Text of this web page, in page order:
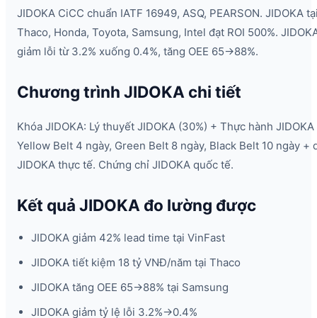
JIDOKA CiCC chuẩn IATF 16949, ASQ, PEARSON. JIDOKA
Thaco, Honda, Toyota, Samsung, Intel đạt ROI 500%.
giảm lỗi từ 3.2% xuống 0.4%, tăng OEE 65→88%.
Chương trình JIDOKA chi tiết
Khóa JIDOKA: Lý thuyết JIDOKA (30%) + Thực hành JIDOKA
Yellow Belt 4 ngày, Green Belt 8 ngày, Black Belt 10 ngày +
JIDOKA thực tế. Chứng chỉ JIDOKA quốc tế.
Kết quả JIDOKA đo lường được
JIDOKA giảm 42% lead time tại VinFast
JIDOKA tiết kiệm 18 tỷ VNĐ/năm tại Thaco
JIDOKA tăng OEE 65→88% tại Samsung
JIDOKA giảm tỷ lệ lỗi 3.2%→0.4%